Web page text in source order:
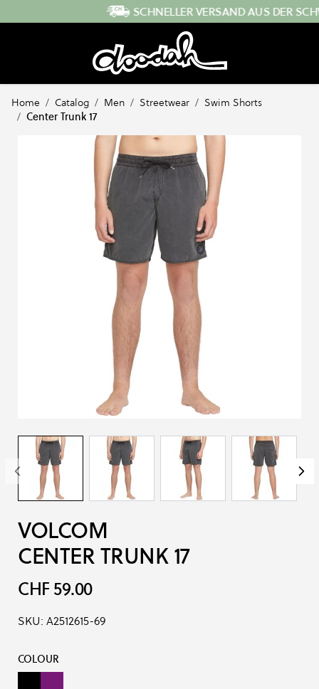
SCHNELLER VERSAND AUS DER SCHWEIZ
Home / Catalog / Men / Streetwear / Swim Shorts
/ Center Trunk 17
VOLCOM
CENTER TRUNK 17
CHF 59.00
SKU: A2512615-69
Produkt-Optionen:
COLOUR
BlackViolet